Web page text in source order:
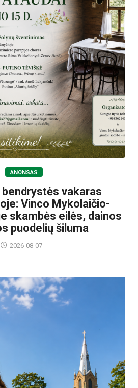
ANONSAS
vakaras
Vinco Mykolaičio-
skambės eilės, dainos
puodelių šiluma
2026-08-07